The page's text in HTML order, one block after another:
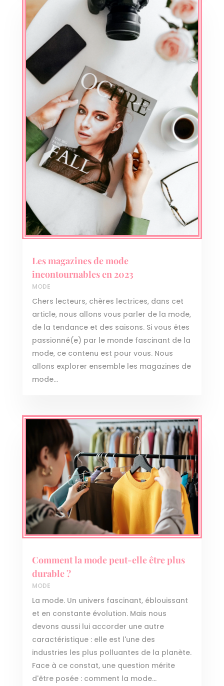
Les magazines de mode
incontournables en 2023
MODE
Chers lecteurs, chères lectrices, dans cet
article, nous allons vous parler de la mode,
de la tendance et des saisons. Si vous êtes
passionné(e) par le monde fascinant de la
mode, ce contenu est pour vous. Nous
allons explorer ensemble les magazines de
mode...
Comment la mode peut-elle être plus
durable ?
MODE
La mode. Un univers fascinant, éblouissant
et en constante évolution. Mais nous
devons aussi lui accorder une autre
caractéristique : elle est l'une des
industries les plus polluantes de la planète.
Face à ce constat, une question mérite
d'être posée : comment la mode...